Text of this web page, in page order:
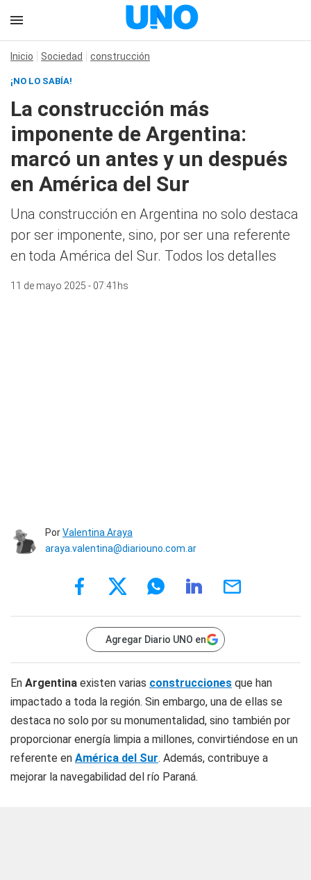
Inicio Sociedad construcción
¡NO LO SABÍA!
La construcción más
imponente de Argentina:
marcó un antes y un después
en América del Sur
Una construcción en Argentina no solo destaca
por ser imponente, sino, por ser una referente
en toda América del Sur. Todos los detalles
11 de mayo 2025 - 07:41hs
PorValentina Araya
araya.valentina@diariouno.com.ar
Agregar Diario UNO en
En Argentina existen varias construcciones que han
impactado a toda la región. Sin embargo, una de ellas se
destaca no solo por su monumentalidad, sino también por
proporcionar energía limpia a millones, convirtiéndose en un
referente en América del Sur. Además, contribuye a
mejorar la navegabilidad del río Paraná.